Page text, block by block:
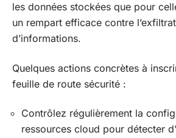
les données stockées que pour
un rempart efficace contre
d’informations.
Quelques actions concrètes à
feuille de route sécurité :
Contrôlez régulièrement la
ressources cloud pour détecter